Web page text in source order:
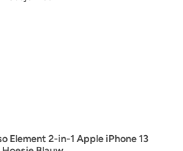
Element 2-in-1 Apple iPhone 13